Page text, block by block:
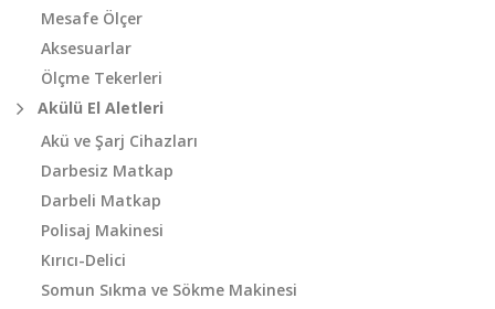
Mesafe Ölçer
Aksesuarlar
Ölçme Tekerleri
Akülü El Aletleri
Akü ve Şarj Cihazları
Darbesiz Matkap
Darbeli Matkap
Polisaj Makinesi
Kırıcı-Delici
Somun Sıkma ve Sökme Makinesi